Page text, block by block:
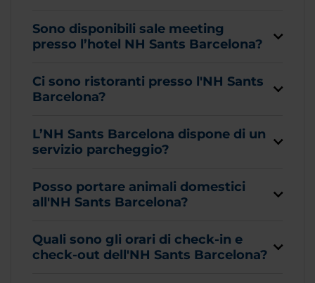
Sono disponibili sale meeting
presso l’hotel NH Sants Barcelona?
Ci sono ristoranti presso l'NH Sants
Barcelona?
L’NH Sants Barcelona dispone di un
servizio parcheggio?
Posso portare animali domestici
all'NH Sants Barcelona?
Quali sono gli orari di check-in e
check-out dell'NH Sants Barcelona?